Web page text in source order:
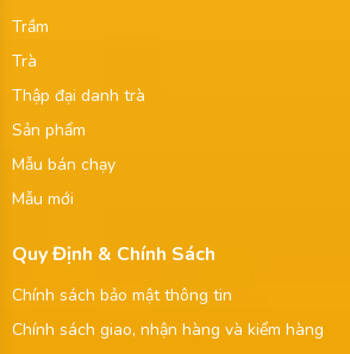
Trầm
Trà
Thập đại danh trà
Sản phẩm
Mẫu bán chạy
Mẫu mới
Quy Định & Chính Sách
Chính sách bảo mật thông tin
Chính sách giao, nhận hàng và kiểm hàng